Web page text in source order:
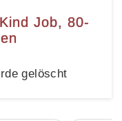
Job, 80-
gelöscht